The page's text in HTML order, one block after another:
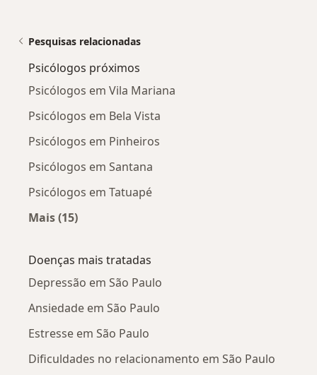
Pesquisas relacionadas
Psicólogos próximos
Psicólogos em Vila Mariana
Psicólogos em Bela Vista
Psicólogos em Pinheiros
Psicólogos em Santana
Psicólogos em Tatuapé
Mais (15)
Doenças mais tratadas
Depressão em São Paulo
Ansiedade em São Paulo
Estresse em São Paulo
Dificuldades no relacionamento em São Paulo